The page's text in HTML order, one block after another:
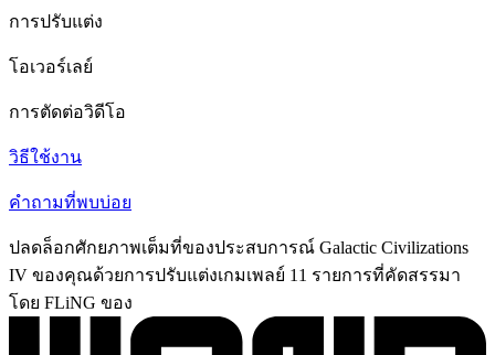
การปรับแต่ง
โอเวอร์เลย์
การตัดต่อวิดีโอ
วิธีใช้งาน
คำถามที่พบบ่อย
ปลดล็อกศักยภาพเต็มที่ของประสบการณ์ Galactic Civilizations
IV ของคุณด้วยการปรับแต่งเกมเพลย์ 11 รายการที่คัดสรรมา
โดย FLiNG ของ